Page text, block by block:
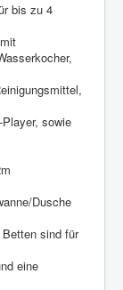
bis zu 4
sowie
Dusche
sind für
eine